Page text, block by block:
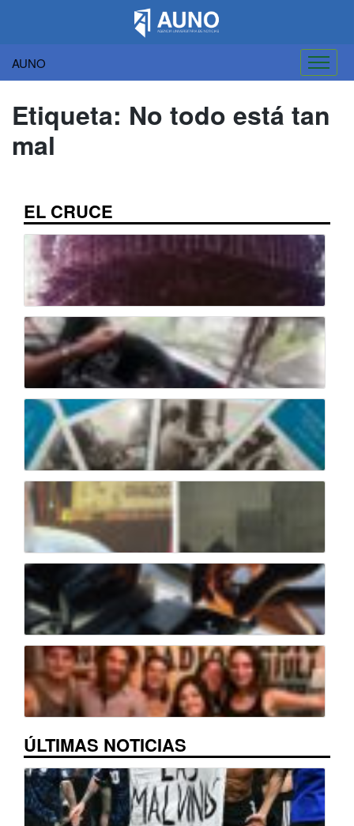
AUNO
contenido
Etiqueta: No todo está tan
mal
EL CRUCE
ÚLTIMAS NOTICIAS